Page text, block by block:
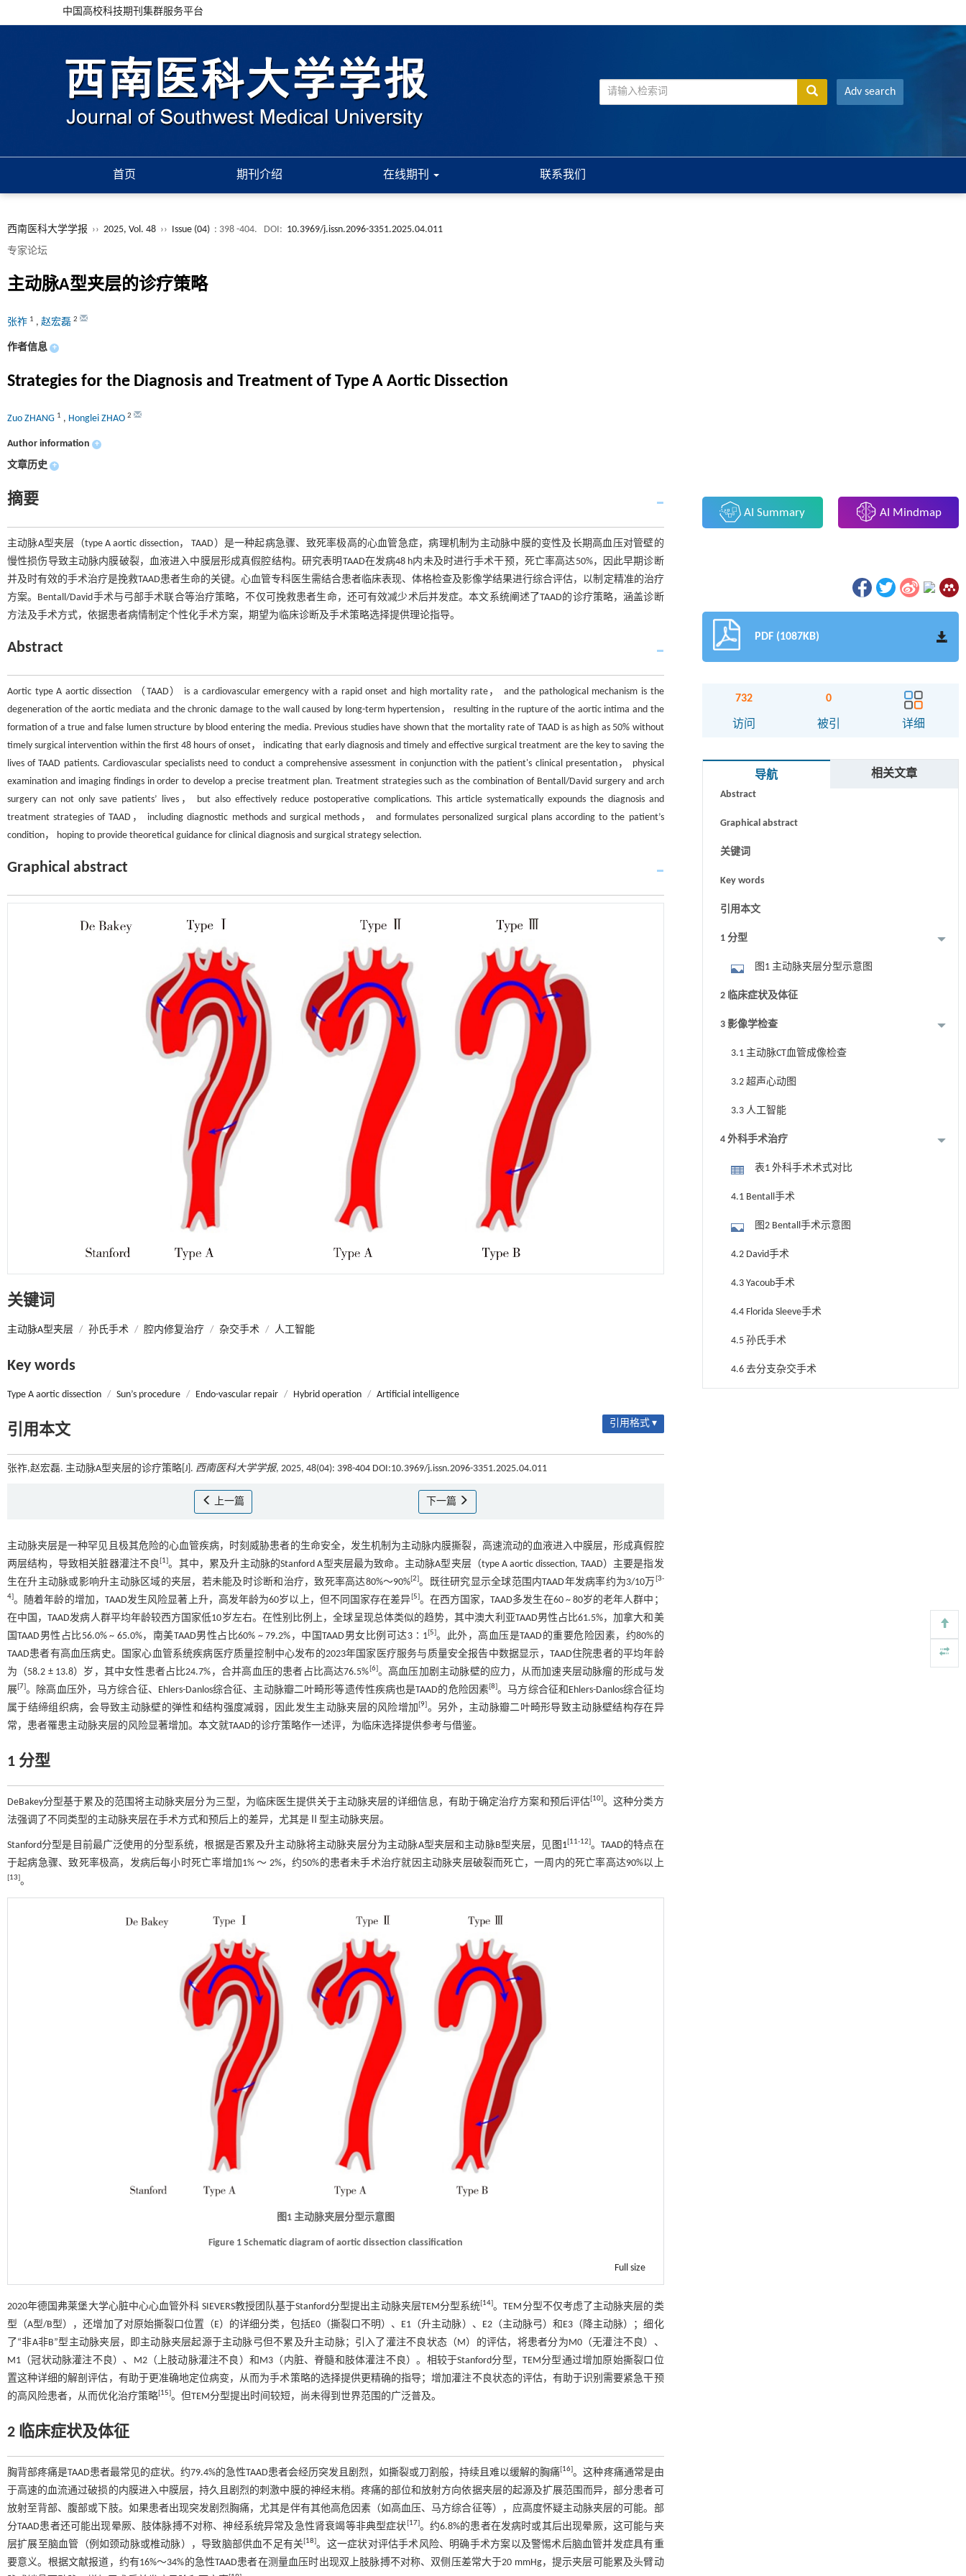
中国高校科技期刊集群服务平台
Adv search
首页 期刊介绍 在线期刊 联系我们
西南医科大学学报 ›› 2025, Vol. 48 ›› Issue (04) : 398 -404. DOI: 10.3969/j.issn.2096-3351.2025.04.011
专家论坛
主动脉A型夹层的诊疗策略
张祚 1 , 赵宏磊 2
作者信息 +
Strategies for the Diagnosis and Treatment of Type A Aortic Dissection
Zuo ZHANG 1 , Honglei ZHAO 2
Author information +
文章历史 +
摘要
主动脉A型夹层（type A aortic dissection， TAAD）是一种起病急骤、致死率极高的心血管急症，病理机制为主动脉中膜的变性及长期高血压对管壁的
慢性损伤导致主动脉内膜破裂，血液进入中膜层形成真假腔结构。研究表明TAAD在发病48 h内未及时进行手术干预，死亡率高达50%，因此早期诊断
并及时有效的手术治疗是挽救TAAD患者生命的关键。心血管专科医生需结合患者临床表现、体格检查及影像学结果进行综合评估，以制定精准的治疗
方案。Bentall/David手术与弓部手术联合等治疗策略，不仅可挽救患者生命，还可有效减少术后并发症。本文系统阐述了TAAD的诊疗策略，涵盖诊断
方法及手术方式，依据患者病情制定个性化手术方案，期望为临床诊断及手术策略选择提供理论指导。
Abstract
Aortic type A aortic dissection （TAAD） is a cardiovascular emergency with a rapid onset and high mortality rate， and the pathological mechanism is the
degeneration of the aortic mediata and the chronic damage to the wall caused by long-term hypertension， resulting in the rupture of the aortic intima and the
formation of a true and false lumen structure by blood entering the media. Previous studies have shown that the mortality rate of TAAD is as high as 50% without
timely surgical intervention within the first 48 hours of onset， indicating that early diagnosis and timely and effective surgical treatment are the key to saving the
lives of TAAD patients. Cardiovascular specialists need to conduct a comprehensive assessment in conjunction with the patient's clinical presentation， physical
examination and imaging findings in order to develop a precise treatment plan. Treatment strategies such as the combination of Bentall/David surgery and arch
surgery can not only save patients’ lives， but also effectively reduce postoperative complications. This article systematically expounds the diagnosis and
treatment strategies of TAAD， including diagnostic methods and surgical methods， and formulates personalized surgical plans according to the patient’s
condition， hoping to provide theoretical guidance for clinical diagnosis and surgical strategy selection.
Graphical abstract
关键词
主动脉A型夹层 / 孙氏手术 / 腔内修复治疗 / 杂交手术 / 人工智能
Key words
Type A aortic dissection / Sun’s procedure / Endo-vascular repair / Hybrid operation / Artificial intelligence
引用本文 引用格式 ▾
张祚,赵宏磊. 主动脉A型夹层的诊疗策略[J]. 西南医科大学学报, 2025, 48(04): 398-404 DOI:10.3969/j.issn.2096-3351.2025.04.011
上一篇 下一篇
主动脉夹层是一种罕见且极其危险的心血管疾病，时刻威胁患者的生命安全，发生机制为主动脉内膜撕裂，高速流动的血液进入中膜层，形成真假腔
两层结构，导致相关脏器灌注不良 1 。其中，累及升主动脉的Stanford A型夹层最为致命。主动脉A型夹层（type A aortic dissection, TAAD）主要是指发
生在升主动脉或影响升主动脉区域的夹层，若未能及时诊断和治疗，致死率高达80%～90% [2 。既往研究显示全球范围内TAAD年发病率约为3/10万 3-
4 。随着年龄的增加，TAAD发生风险显著上升，高发年龄为60岁以上，但不同国家存在差异 5 。在西方国家，TAAD多发生在60 ~ 80岁的老年人群中；
在中国，TAAD发病人群平均年龄较西方国家低10岁左右。在性别比例上，全球呈现总体类似的趋势，其中澳大利亚TAAD男性占比61.5%，加拿大和美
国TAAD男性占比56.0% ~ 65.0%，南美TAAD男性占比60% ~ 79.2%，中国TAAD男女比例可达3∶1 5 。此外，高血压是TAAD的重要危险因素，约80%的
TAAD患者有高血压病史。国家心血管系统疾病医疗质量控制中心发布的2023年国家医疗服务与质量安全报告中数据显示，TAAD住院患者的平均年龄
为（58.2 ± 13.8）岁，其中女性患者占比24.7%，合并高血压的患者占比高达76.5% 6] 。高血压加剧主动脉壁的应力，从而加速夹层动脉瘤的形成与发
展 7 。除高血压外，马方综合征、Ehlers-Danlos综合征、主动脉瓣二叶畸形等遗传性疾病也是TAAD的危险因素 [8 。马方综合征和Ehlers-Danlos综合征均
属于结缔组织病，会导致主动脉壁的弹性和结构强度减弱，因此发生主动脉夹层的风险增加 [9 。另外，主动脉瓣二叶畸形导致主动脉壁结构存在异
常，患者罹患主动脉夹层的风险显著增加。本文就TAAD的诊疗策略作一述评，为临床选择提供参考与借鉴。
1 分型
DeBakey分型基于累及的范围将主动脉夹层分为三型，为临床医生提供关于主动脉夹层的详细信息，有助于确定治疗方案和预后评估 10 。这种分类方
法强调了不同类型的主动脉夹层在手术方式和预后上的差异，尤其是Ⅱ型主动脉夹层。
Stanford分型是目前最广泛使用的分型系统，根据是否累及升主动脉将主动脉夹层分为主动脉A型夹层和主动脉B型夹层，见 图1 11-12 。TAAD的特点在
于起病急骤、致死率极高，发病后每小时死亡率增加1% ～ 2%，约50%的患者未手术治疗就因主动脉夹层破裂而死亡，一周内的死亡率高达90%以上
13 。
图1 主动脉夹层分型示意图
Figure 1 Schematic diagram of aortic dissection classification
Full size
2020年德国弗莱堡大学心脏中心心血管外科 SIEVERS教授团队基于Stanford分型提出主动脉夹层TEM分型系统 14 。TEM分型不仅考虑了主动脉夹层的类
型（A型/B型），还增加了对原始撕裂口位置（E）的详细分类，包括E0（撕裂口不明）、E1（升主动脉）、E2（主动脉弓）和E3（降主动脉）；细化
了“非A非B”型主动脉夹层，即主动脉夹层起源于主动脉弓但不累及升主动脉；引入了灌注不良状态（M）的评估，将患者分为M0（无灌注不良）、
M1（冠状动脉灌注不良）、M2（上肢动脉灌注不良）和M3（内脏、脊髓和肢体灌注不良）。相较于Stanford分型，TEM分型通过增加原始撕裂口位
置这种详细的解剖评估，有助于更准确地定位病变，从而为手术策略的选择提供更精确的指导；增加灌注不良状态的评估，有助于识别需要紧急干预
的高风险患者，从而优化治疗策略 15 。但TEM分型提出时间较短，尚未得到世界范围的广泛普及。
2 临床症状及体征
胸背部疼痛是TAAD患者最常见的症状。约79.4%的急性TAAD患者会经历突发且剧烈，如撕裂或刀割般，持续且难以缓解的胸痛 16 。这种疼痛通常是由
于高速的血流通过破损的内膜进入中膜层，持久且剧烈的刺激中膜的神经末梢。疼痛的部位和放射方向依据夹层的起源及扩展范围而异，部分患者可
放射至背部、腹部或下肢。如果患者出现突发剧烈胸痛，尤其是伴有其他高危因素（如高血压、马方综合征等），应高度怀疑主动脉夹层的可能。部
分TAAD患者还可能出现晕厥、肢体脉搏不对称、神经系统异常及急性肾衰竭等非典型症状 17 。约6.8%的患者在发病时或其后出现晕厥，这可能与夹
层扩展至脑血管（例如颈动脉或椎动脉），导致脑部供血不足有关 18 。这一症状对评估手术风险、明确手术方案以及警惕术后脑血管并发症具有重
要意义。根据文献报道，约有16%～34%的急性TAAD患者在测量血压时出现双上肢脉搏不对称、双侧压差常大于20 mmHg，提示夹层可能累及头臂动
AI Summary AI Mindmap
PDF (1087KB)
732
访问
0
被引 详细
导航 相关文章
Abstract
Graphical abstract
关键词
Key words
引用本文
1 分型
图1 主动脉夹层分型示意图
2 临床症状及体征
3 影像学检查
3.1 主动脉CT血管成像检查
3.2 超声心动图
3.3 人工智能
4 外科手术治疗
表1 外科手术术式对比
4.1 Bentall手术
图2 Bentall手术示意图
4.2 David手术
4.3 Yacoub手术
4.4 Florida Sleeve手术
4.5 孙氏手术
4.6 去分支杂交手术